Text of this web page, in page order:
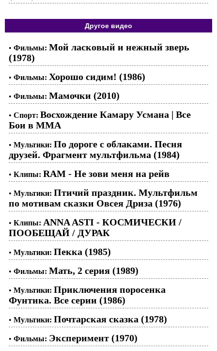
Другое видео
• Фильмы: Мой ласковый и нежный зверь
(1978)
• Фильмы: Хорошо сидим! (1986)
• Фильмы: Мамочки (2010)
• Спорт: Восхождение Камару Усмана | Все
Бои в ММА
• Мультики: По дороге с облаками. Песня
друзей. Фрагмент мультфильма (1984)
• Клипы: RAM - Не зови меня на рейв
• Мультики: Птичий праздник. Мультфильм
по мотивам сказки Овсея Дриза (1976)
• Клипы: ANNA ASTI - КОСМИЧЕСКИ /
ПООБЕЩАЙ / ДУРАК
• Мультики: Пекка (1985)
• Фильмы: Мать, 2 серия (1989)
• Мультики: Приключения поросенка
Фунтика. Все серии (1986)
• Мультики: Почтарская сказка (1978)
• Фильмы: Эксперимент (1970)